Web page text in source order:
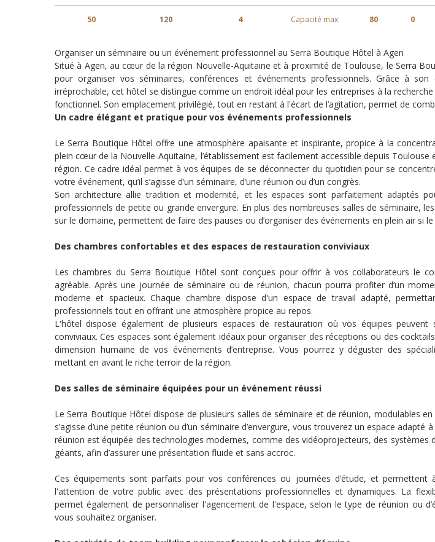
50 120 4 Capacité max. 80 0
Organiser un séminaire ou un événement professionnel au Serra Boutique Hôtel à Agen
Situé à Agen, au cœur de la région Nouvelle-Aquitaine et à proximité de Toulouse, le Serra
pour organiser vos séminaires, conférences et événements professionnels. Grâce à
irréprochable, cet hôtel se distingue comme un endroit idéal pour les entreprises à la
fonctionnel. Son emplacement privilégié, tout en restant à l'écart de l’agitation, permet de
Un cadre élégant et pratique pour vos événements professionnels
Le Serra Boutique Hôtel offre une atmosphère apaisante et inspirante, propice à la
plein cœur de la Nouvelle-Aquitaine, l’établissement est facilement accessible depuis Toulouse
région. Ce cadre idéal permet à vos équipes de se déconnecter du quotidien pour se
votre événement, qu’il s’agisse d’un séminaire, d’une réunion ou d’un congrès.
Son architecture allie tradition et modernité, et les espaces sont parfaitement adaptés
professionnels de petite ou grande envergure. En plus des nombreuses salles de séminaire,
sur le domaine, permettent de faire des pauses ou d’organiser des événements en plein air si
Des chambres confortables et des espaces de restauration conviviaux
Les chambres du Serra Boutique Hôtel sont conçues pour offrir à vos collaborateurs le
agréable. Après une journée de séminaire ou de réunion, chacun pourra profiter d’un
moderne et spacieux. Chaque chambre dispose d'un espace de travail adapté,
professionnels tout en offrant une atmosphère propice au repos.
L'hôtel dispose également de plusieurs espaces de restauration où vos équipes
conviviaux. Ces espaces sont également idéaux pour organiser des réceptions ou des
dimension humaine de vos événements d’entreprise. Vous pourrez y déguster des
mettant en avant le riche terroir de la région.
Des salles de séminaire équipées pour un événement réussi
Le Serra Boutique Hôtel dispose de plusieurs salles de séminaire et de réunion, modulables en
s’agisse d’une petite réunion ou d’un séminaire d’envergure, vous trouverez un espace adapté
réunion est équipée des technologies modernes, comme des vidéoprojecteurs, des systèmes
géants, afin d’assurer une présentation fluide et sans accroc.
Ces équipements sont parfaits pour vos conférences ou journées d’étude, et permettent
l'attention de votre public avec des présentations professionnelles et dynamiques. La
permet également de personnaliser l'agencement de l'espace, selon le type de réunion ou
vous souhaitez organiser.